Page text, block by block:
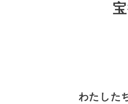
わたした